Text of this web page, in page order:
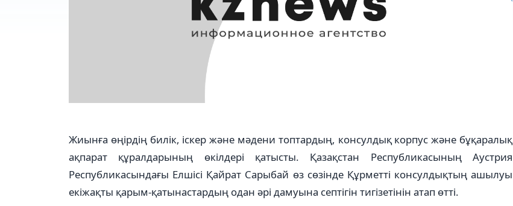
Жиынға өңірдің билік, іскер және мәдени топтардың, консулдық корпус және бұқаралық
ақпарат құралдарының өкілдері қатысты. Қазақстан Республикасының Аустрия
Республикасындағы Елшісі Қайрат Сарыбай өз сөзінде Құрметті консулдықтың ашылуы
екіжақты қарым-қатынастардың одан әрі дамуына септігін тигізетінін атап өтті.